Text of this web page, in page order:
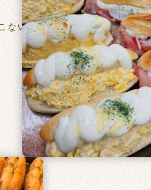
ない毎日食べたくなるパン。